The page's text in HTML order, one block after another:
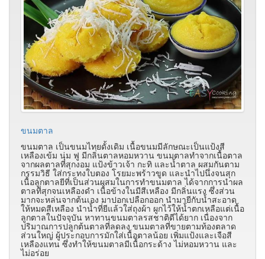
ขนมตาล
ขนมตาล เป็นขนมไทยดั้งเดิม เนื้อขนมมีลักษณะเป็นแป้งสี
เหลืองเข้ม นุ่ม ฟู มีกลิ่นตาลหอมหวาน ขนมตาลทำจากเนื้อตาล
จากผลตาลที่สุกงอม แป้งข้าวเจ้า กะทิ และน้ำตาล ผสมกันตาม
กรรมวิธี ใส่กระทงใบตอง โรยมะพร้าวขูด และนำไปนึ่งจนสุก
เนื้อลูกตาลยีที่เป็นส่วนผสมในการทำขนมตาล ได้จากการนำผล
ตาลที่สุกจนเหลืองดำ เนื้อข้างในมีสีเหลือง มีกลิ่นแรง ซึ่งส่วน
มากจะหล่นจากต้นเอง มาปอกเปลือกออก นำมายีกับน้ำสะอาด
ให้หมดสีเหลือง นำน้ำที่ยีแล้วใส่ถุงผ้า ผูกไว้ให้น้ำตกเหลือแต่เนื้อ
ลูกตาลในปัจจุบัน หาทานขนมตาลรสชาติดีได้ยาก เนื่องจาก
ปริมาณการปลูกต้นตาลที่ลดลง ขนมตาลที่ขายตามท้องตลาด
ส่วนใหญ่ ผู้ประกอบการมักใส่เนื้อตาลน้อย เพิ่มแป้งและเจือสี
เหลืองแทน ซึ่งทำให้ขนมตาลมีเนื้อกระด้าง ไม่หอมหวาน และ
ไม่อร่อย